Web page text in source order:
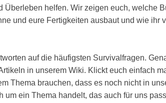
helfen. Wir zeigen euch, welche
und eure Fertigkeiten ausbaut und wie ihr
auf die häufigsten Survivalfragen.
in unserem Wiki. Klickt euch einfach
Thema brauchen, dass es noch nicht in
ein Thema handelt, das auch für uns